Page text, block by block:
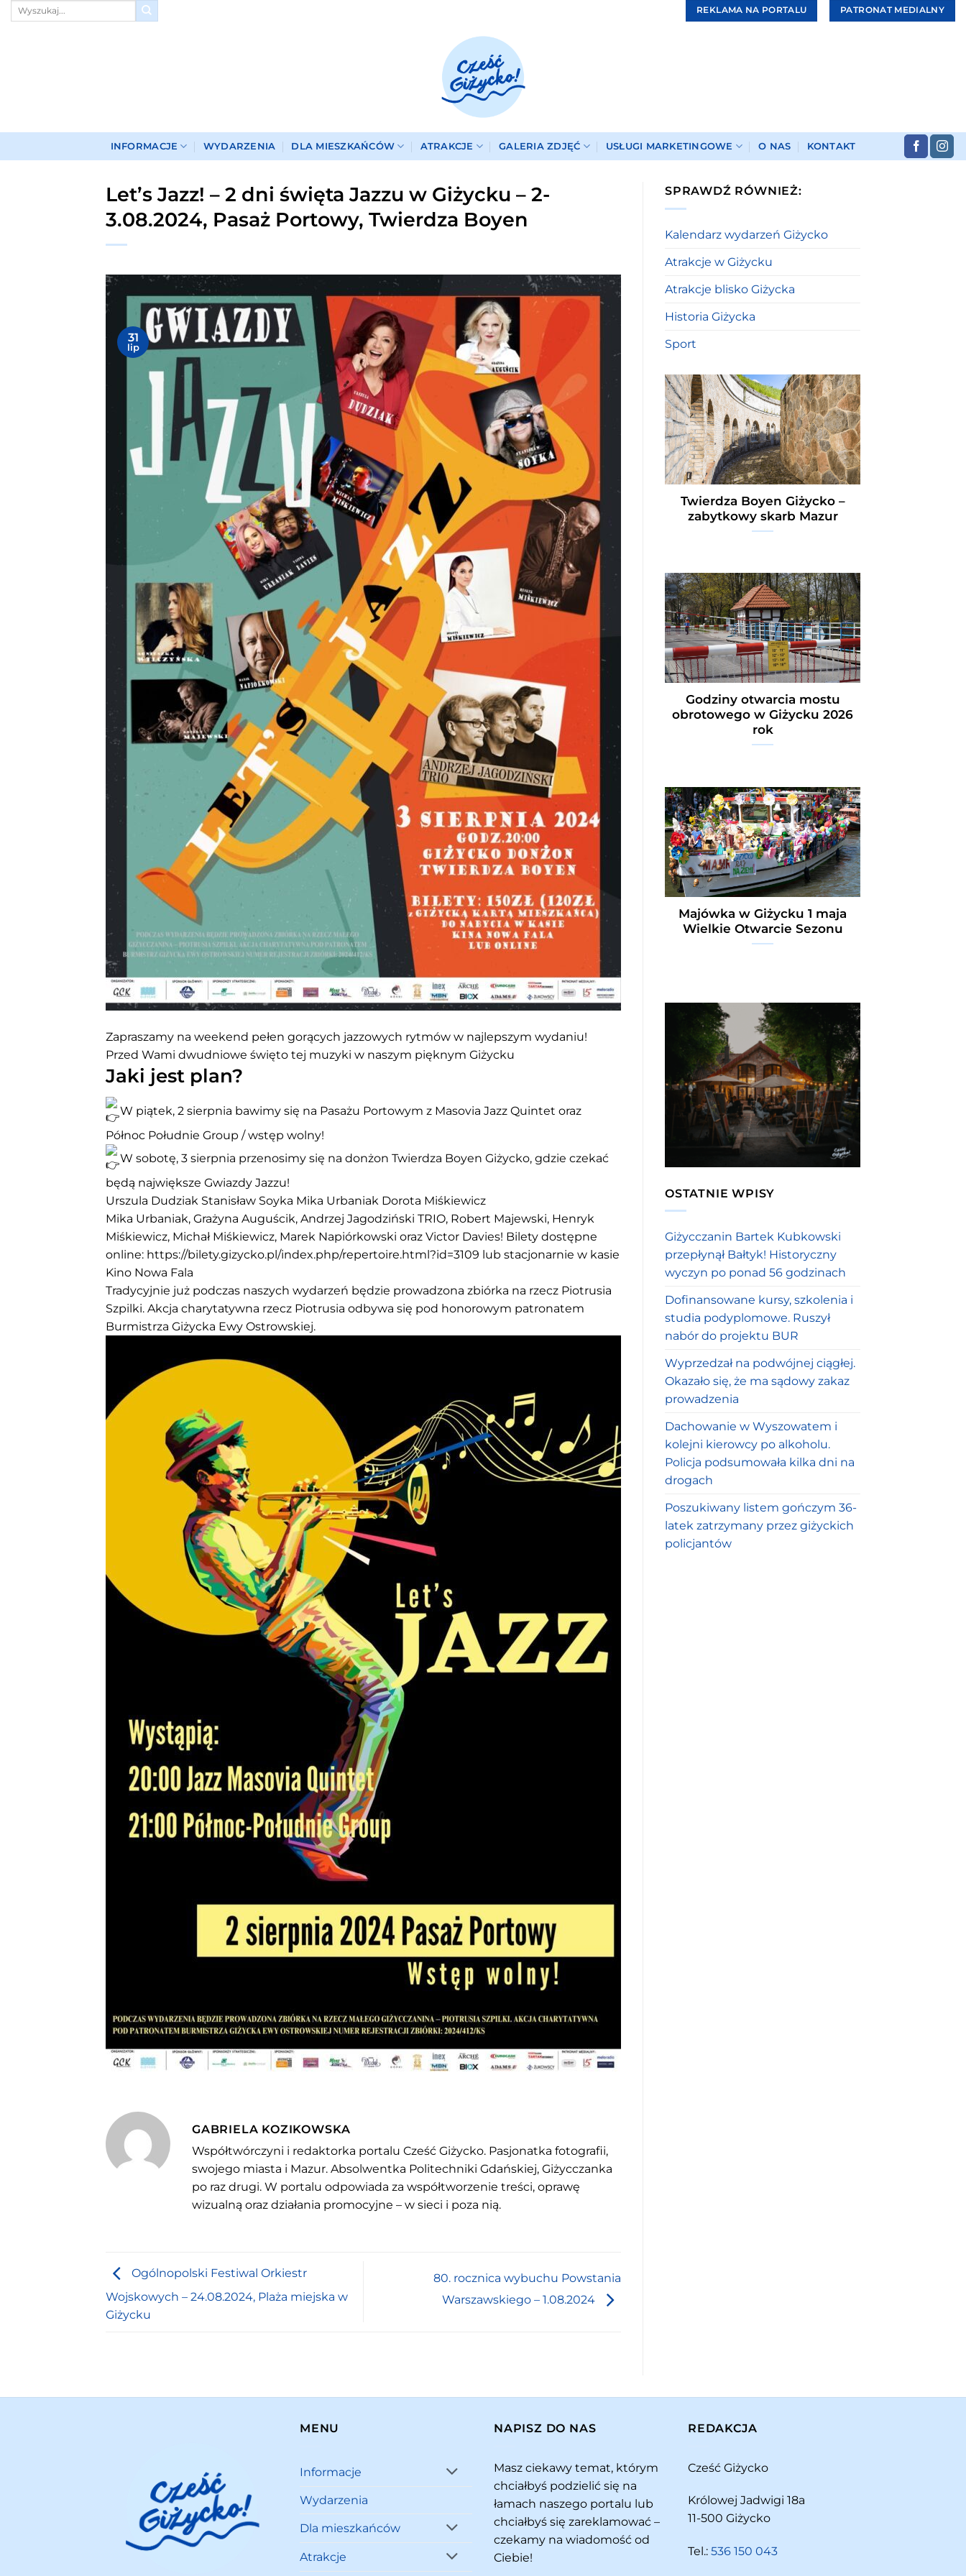
Przewiń
REKLAMA NA PORTALU PATRONAT MEDIALNY
INFORMACJE WYDARZENIA DLA MIESZKAŃCÓW ATRAKCJE GALERIA ZDJĘĆ USŁUGI MARKETINGOWE O NAS KONTAKT
Let’s Jazz! – 2 dni święta Jazzu w Giżycku – 2-
3.08.2024, Pasaż Portowy, Twierdza Boyen
31
lip
Zapraszamy na weekend pełen gorących jazzowych rytmów w najlepszym wydaniu!
Przed Wami dwudniowe święto tej muzyki w naszym pięknym Giżycku
Jaki jest plan?
W piątek, 2 sierpnia bawimy się na Pasażu Portowym z Masovia Jazz Quintet oraz
Północ Południe Group / wstęp wolny!
W sobotę, 3 sierpnia przenosimy się na donżon Twierdza Boyen Giżycko, gdzie czekać
będą największe Gwiazdy Jazzu!
Urszula Dudziak Stanisław Soyka Mika Urbaniak Dorota Miśkiewicz
Mika Urbaniak, Grażyna Auguścik, Andrzej Jagodziński TRIO, Robert Majewski, Henryk
Miśkiewicz, Michał Miśkiewicz, Marek Napiórkowski oraz Victor Davies! Bilety dostępne
online: https://bilety.gizycko.pl/index.php/repertoire.html?id=3109 lub stacjonarnie w kasie
Kino Nowa Fala
Tradycyjnie już podczas naszych wydarzeń będzie prowadzona zbiórka na rzecz Piotrusia
Szpilki. Akcja charytatywna rzecz Piotrusia odbywa się pod honorowym patronatem
Burmistrza Giżycka Ewy Ostrowskiej.
GABRIELA KOZIKOWSKA
Współtwórczyni i redaktorka portalu Cześć Giżycko. Pasjonatka fotografii,
swojego miasta i Mazur. Absolwentka Politechniki Gdańskiej, Giżycczanka
po raz drugi. W portalu odpowiada za współtworzenie treści, oprawę
wizualną oraz działania promocyjne – w sieci i poza nią.
Ogólnopolski Festiwal Orkiestr
Wojskowych – 24.08.2024, Plaża miejska w
Giżycku
80. rocznica wybuchu Powstania
Warszawskiego – 1.08.2024
SPRAWDŹ RÓWNIEŻ:
Kalendarz wydarzeń Giżycko
Atrakcje w Giżycku
Atrakcje blisko Giżycka
Historia Giżycka
Sport
Twierdza Boyen Giżycko –
zabytkowy skarb Mazur
Godziny otwarcia mostu
obrotowego w Giżycku 2026
rok
Majówka w Giżycku 1 maja
Wielkie Otwarcie Sezonu
OSTATNIE WPISY
Giżycczanin Bartek Kubkowski
przepłynął Bałtyk! Historyczny
wyczyn po ponad 56 godzinach
Dofinansowane kursy, szkolenia i
studia podyplomowe. Ruszył
nabór do projektu BUR
Wyprzedzał na podwójnej ciągłej.
Okazało się, że ma sądowy zakaz
prowadzenia
Dachowanie w Wyszowatem i
kolejni kierowcy po alkoholu.
Policja podsumowała kilka dni na
drogach
Poszukiwany listem gończym 36-
latek zatrzymany przez giżyckich
policjantów
MENU
Informacje
Wydarzenia
Dla mieszkańców
Atrakcje
NAPISZ DO NAS
Masz ciekawy temat, którym
chciałbyś podzielić się na
łamach naszego portalu lub
chciałbyś się zareklamować –
czekamy na wiadomość od
Ciebie!
REDAKCJA
Cześć Giżycko
Królowej Jadwigi 18a
11-500 Giżycko
Tel.: 536 150 043